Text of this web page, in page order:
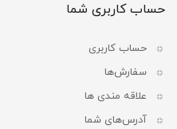
حساب کاربری شما
حساب کاربری
سفارش‌ها
علاقه مندی ها
آدرس‌های شما